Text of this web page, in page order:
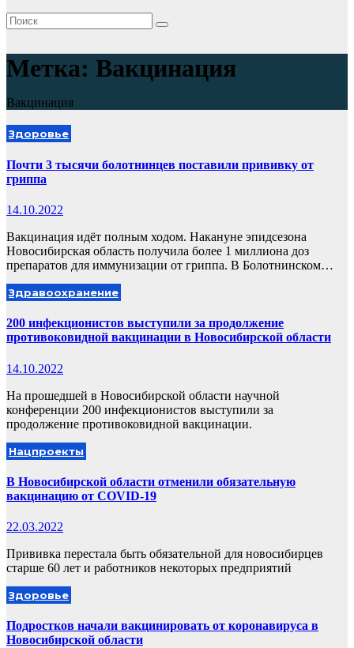
Метка: Вакцинация
Вакцинация
Здоровье
Почти 3 тысячи болотнинцев поставили прививку от
гриппа
14.10.2022
Вакцинация идёт полным ходом. Накануне эпидсезона
Новосибирская область получила более 1 миллиона доз
препаратов для иммунизации от гриппа. В Болотнинском…
Здравоохранение
200 инфекционистов выступили за продолжение
противоковидной вакцинации в Новосибирской области
14.10.2022
На прошедшей в Новосибирской области научной
конференции 200 инфекционистов выступили за
продолжение противоковидной вакцинации.
Нацпроекты
В Новосибирской области отменили обязательную
вакцинацию от COVID-19
22.03.2022
Прививка перестала быть обязательной для новосибирцев
старше 60 лет и работников некоторых предприятий
Здоровье
Подростков начали вакцинировать от коронавируса в
Новосибирской области